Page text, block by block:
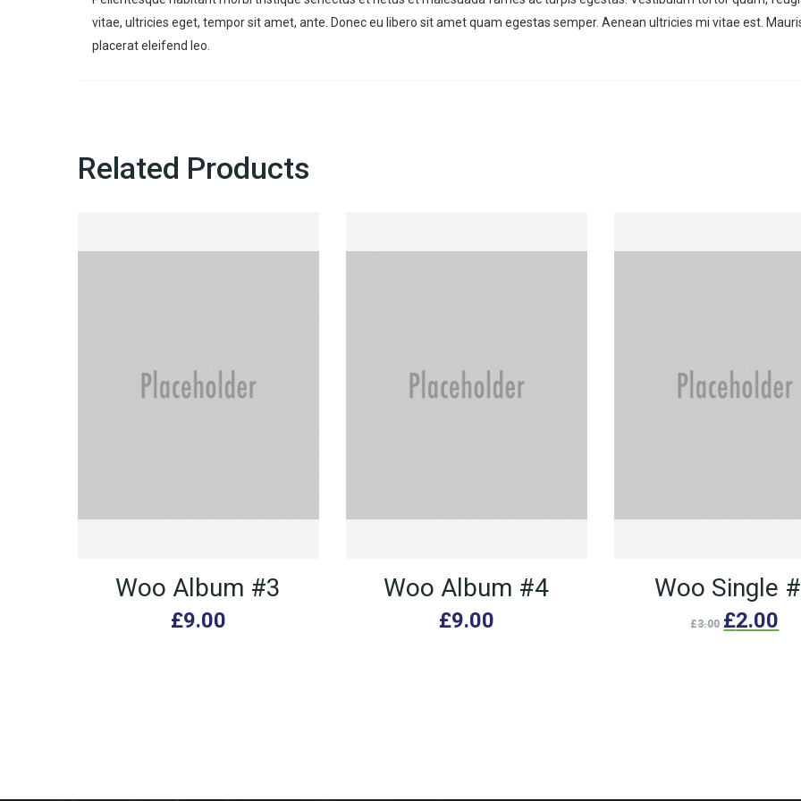
vitae, ultricies eget, tempor sit amet, ante. Donec eu libero sit amet quam egestas semper. Aenean ultricies mi vitae est.
placerat eleifend leo.
Related Products
Woo Album #3
£9.00
Woo Album #4
£9.00
Woo Single
£3.00 £2.00